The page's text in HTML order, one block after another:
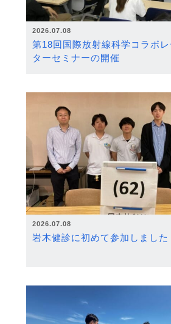
2026.07.08
第18回国際放射線科学コラボ
ターセミナーの開催
2026.07.08
岩木健診に初めて参加しました